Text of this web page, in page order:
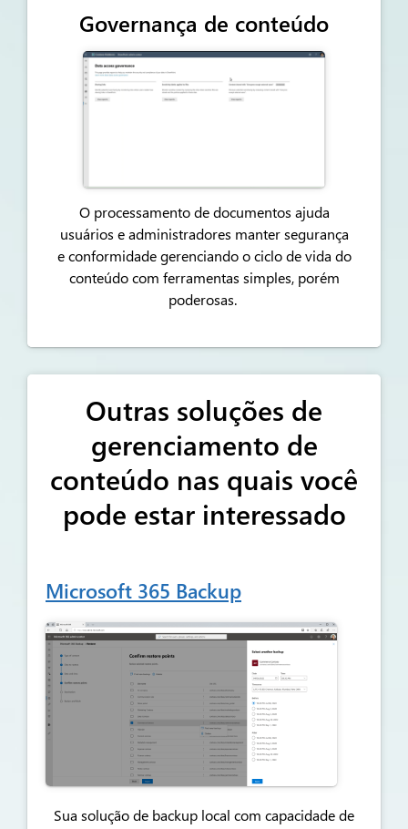
Governança de conteúdo
O processamento de documentos ajuda
usuários e administradores mantersegurança
e conformidade gerenciando o ciclo de vida do
conteúdo com ferramentas simples, porém
poderosas.
Outras soluções de
gerenciamento de
conteúdo nas quais você
pode estar interessado
Microsoft 365 Backup
Sua solução de backup local com capacidade de